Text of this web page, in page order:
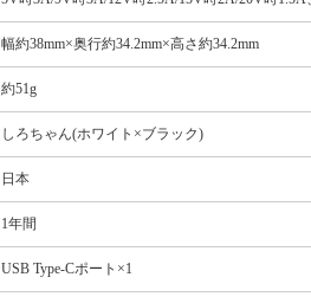
幅約38mm×奥行約34.2mm×高さ約34.2mm
約51g
しろちゃん(ホワイト×ブラック)
日本
1年間
USB Type-Cポート×1